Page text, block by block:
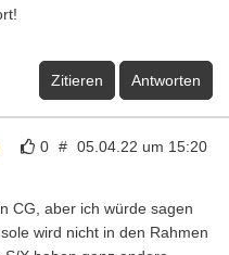
Zitieren Antworten
0 # 05.04.22 um 15:20
CG, aber ich würde sagen
wird nicht in den Rahmen